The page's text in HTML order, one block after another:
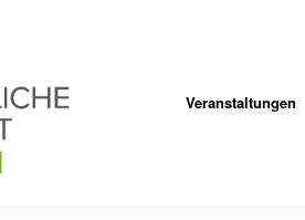
Veranstaltungen